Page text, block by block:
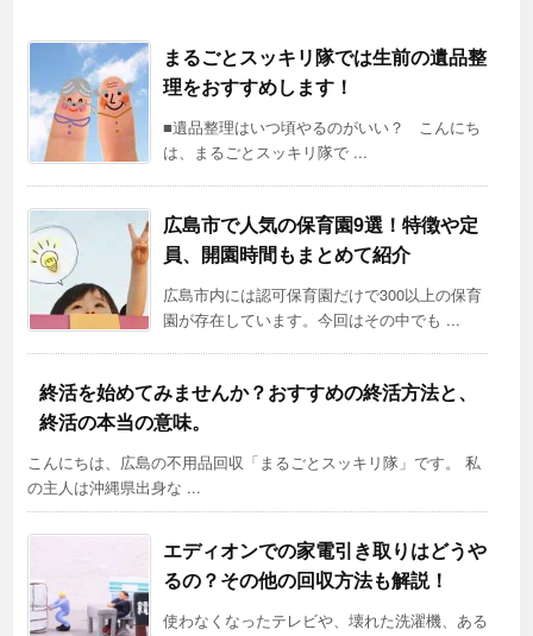
まるごとスッキリ隊では生前の遺品整
理をおすすめします！
■遺品整理はいつ頃やるのがいい？ こんにち
は、まるごとスッキリ隊で ...
広島市で人気の保育園9選！特徴や定
員、開園時間もまとめて紹介
広島市内には認可保育園だけで300以上の保育
園が存在しています。今回はその中でも ...
終活を始めてみませんか？おすすめの終活方法と、
終活の本当の意味。
こんにちは、広島の不用品回収「まるごとスッキリ隊」です。 私
の主人は沖縄県出身な ...
エディオンでの家電引き取りはどうや
るの？その他の回収方法も解説！
使わなくなったテレビや、壊れた洗濯機、ある